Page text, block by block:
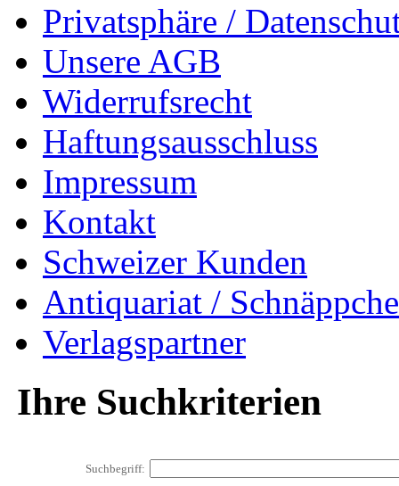
Privatsphäre /
Unsere AGB
Widerrufsrecht
Haftungsausschluss
Impressum
Kontakt
Schweizer Kunden
Antiquariat /
Verlagspartner
Ihre Suchkriterien
Suchbegriff: